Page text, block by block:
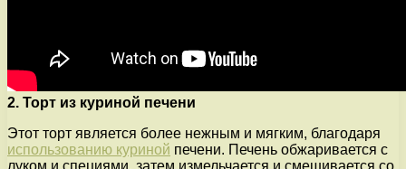
2. Торт из куриной печени
Этот торт является более нежным и мягким, благодаря
использованию куриной печени. Печень обжаривается с
луком и специями, затем измельчается и смешивается со